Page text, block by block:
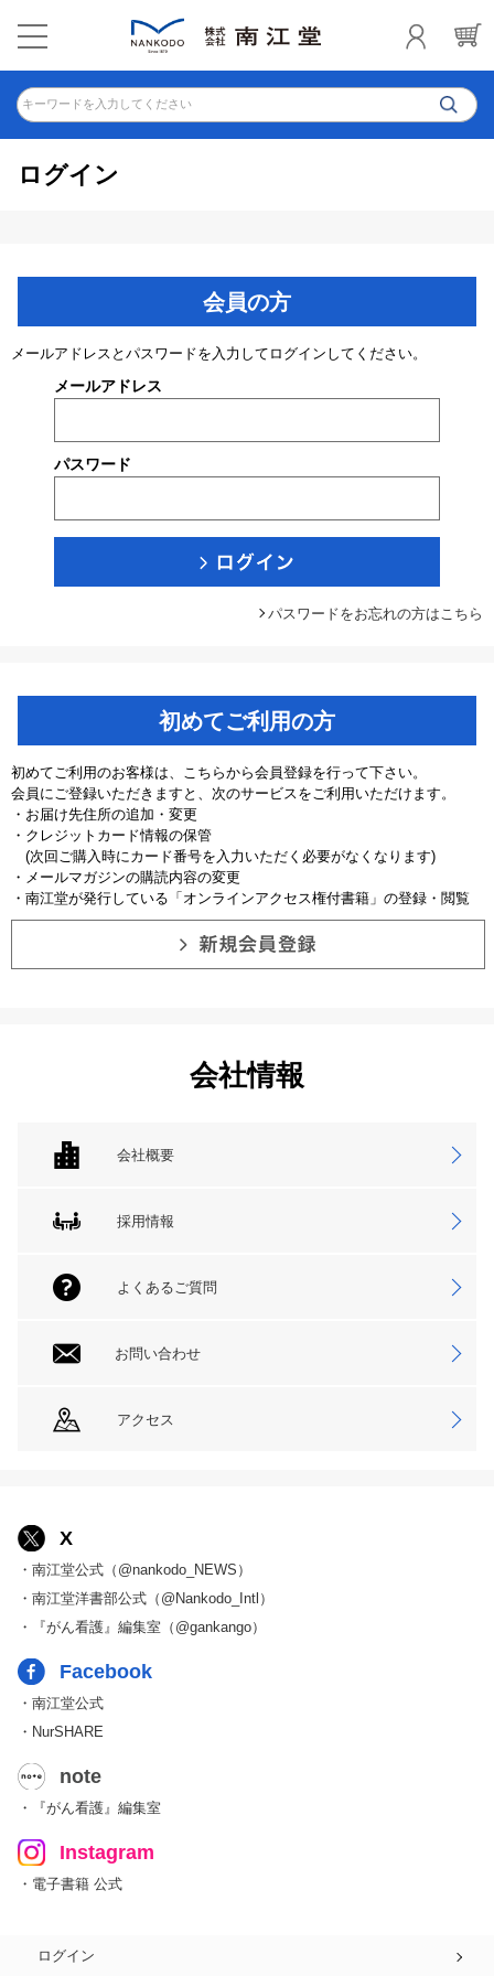
キーワードを入力してください
ログイン
会員の方
メールアドレスとパスワードを入力してログインしてください。
メールアドレス
パスワード
パスワードをお忘れの方はこちら
初めてご利用の方
初めてご利用のお客様は、こちらから会員登録を行って下さい。
会員にご登録いただきますと、次のサービスをご利用いただけます。
・お届け先住所の追加・変更
・クレジットカード情報の保管
(次回ご購入時にカード番号を入力いただく必要がなくなります)
・メールマガジンの購読内容の変更
・南江堂が発行している「オンラインアクセス権付書籍」の登録・閲覧
会社情報
会社概要
採用情報
よくあるご質問
お問い合わせ
アクセス
X
・南江堂公式（@nankodo_NEWS）
・南江堂洋書部公式（@Nankodo_Intl）
・『がん看護』編集室（@gankango）
Facebook
・南江堂公式
・NurSHARE
note
・『がん看護』編集室
Instagram
・電子書籍 公式
ログイン